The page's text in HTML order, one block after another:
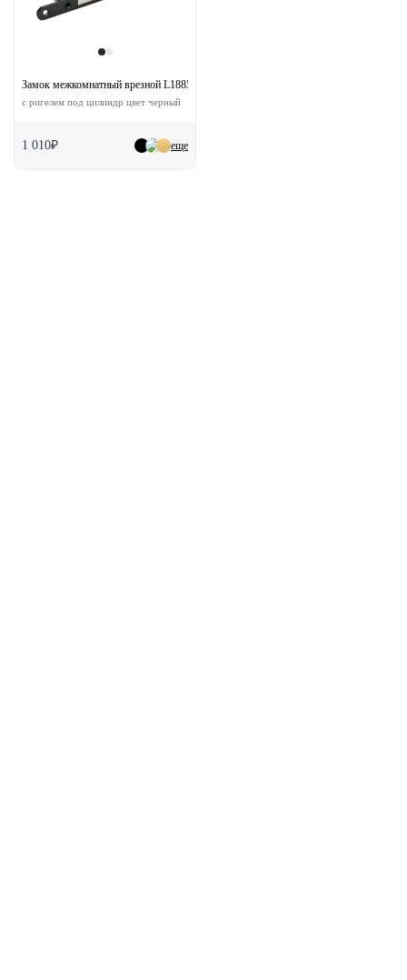
еще
Замок межкомнатный врезной L1885 BL с ответной планкой
с ригелем под цилиндр цвет черный
1 010₽